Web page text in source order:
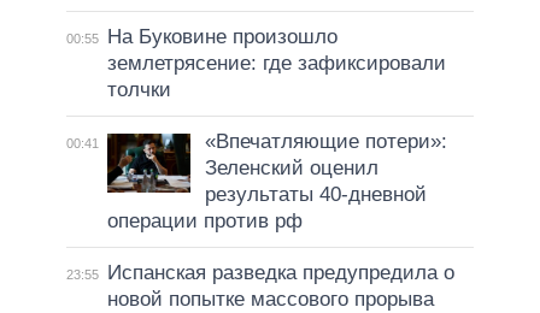
00:55
На Буковине произошло
землетрясение: где зафиксировали
толчки
00:41
«Впечатляющие потери»:
Зеленский оценил
результаты 40-дневной
операции против рф
23:55
Испанская разведка предупредила о
новой попытке массового прорыва